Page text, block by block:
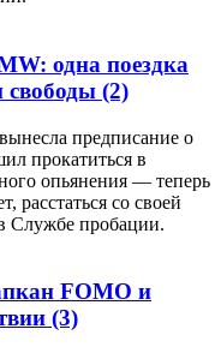
одна поездка
свободы (2)
предписание о
прокатиться в
опьянения — теперь
расстаться со своей
Службе пробации.
FOMO и
(3)